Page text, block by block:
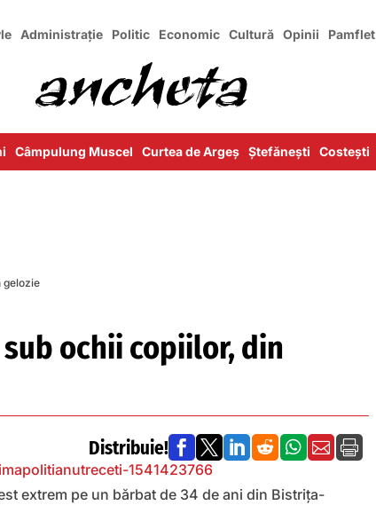
Administrație Politic Economic Cultură Opinii Pamflet
Câmpulung Muscel Curtea de Argeș Ștefănești Costești
gelozie
ochii copiilor, din
Distribuie!       
extrem pe un bărbat de 34 de ani din Bistriţa-